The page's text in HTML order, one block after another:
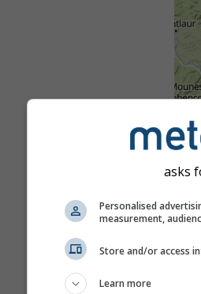
asks
Personalised
measurement,
Store and/or access
Learn more